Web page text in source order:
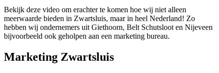
Bekijk deze video om erachter te komen hoe wij niet alleen
meerwaarde bieden in Zwartsluis, maar in heel Nederland! Zo
hebben wij ondernemers uit Giethoorn, Belt Schutsloot en Nijeveen
bijvoorbeeld ook geholpen aan een marketing bureau.
Marketing Zwartsluis